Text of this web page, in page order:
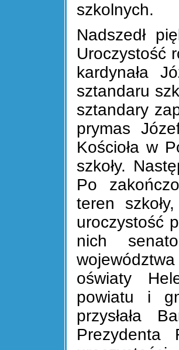
szkolnych.
Nadszedł
Uroczystość
kardynała
sztandaru
sztandary
prymas
Kościoła w
szkoły.
Po
teren
uroczystość
nich
oświaty
powiatu i
przysłała
Prezydenta